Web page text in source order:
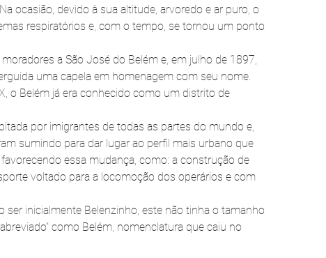
ocasião, devido à sua altitude, arvoredo e ar puro, o
respiratórios e, com o tempo, se tornou um ponto
a São José do Belém e, em julho de 1897,
uma capela em homenagem com seu nome.
o Belém já era conhecido como um distrito de
por imigrantes de todas as partes do mundo e,
sumindo para dar lugar ao perfil mais urbano que
essa mudança, como: a construção de
voltado para a locomoção dos operários e com
inicialmente Belenzinho, este não tinha o tamanho
como Belém, nomenclatura que caiu no